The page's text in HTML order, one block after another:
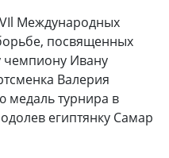
Международных
посвященных
чемпиону Ивану
Валерия
медаль турнира в
египтянку Самар